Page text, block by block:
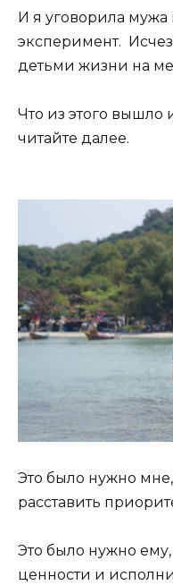
И я уговорила мужа
эксперимент.
детьми жизни на
Что из этого вышло
читайте далее.
Это было нужно
расставить
Это было нужно
ценности и